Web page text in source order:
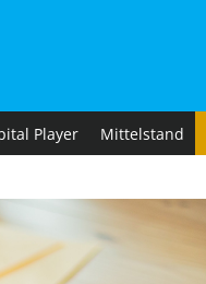
Player Mittelstand